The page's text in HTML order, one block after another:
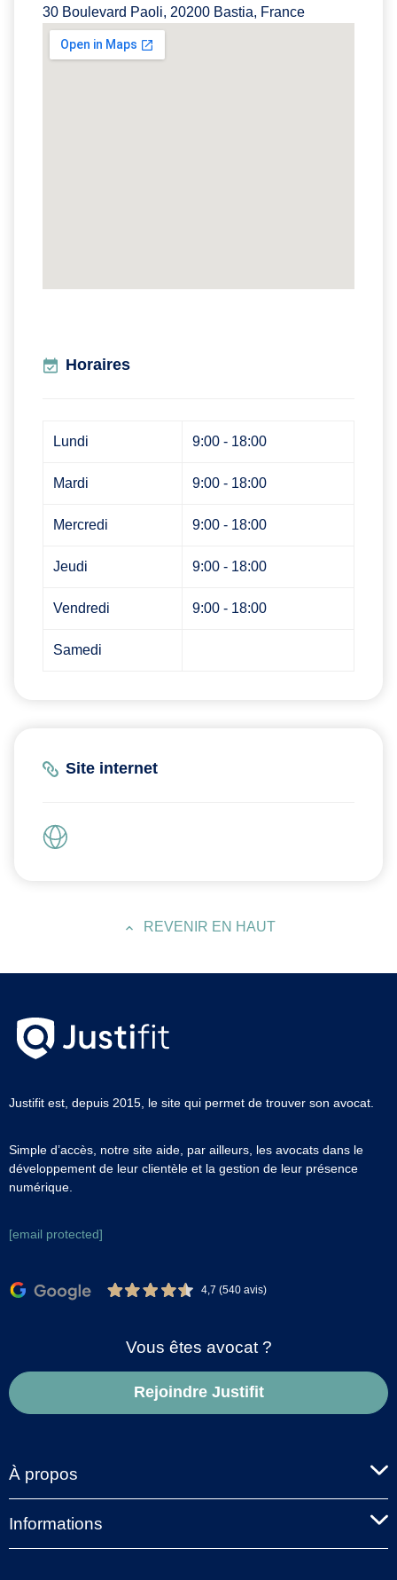
30 Boulevard Paoli, 20200 Bastia, France
Horaires
Lundi 9:00 - 18:00
Mardi 9:00 - 18:00
Mercredi 9:00 - 18:00
Jeudi 9:00 - 18:00
Vendredi 9:00 - 18:00
Samedi
Site internet
REVENIR EN HAUT
Justifit est, depuis 2015, le site qui permet de trouver son avocat.
Simple d’accès, notre site aide, par ailleurs, les avocats dans le
développement de leur clientèle et la gestion de leur présence
numérique.
[email protected]
4,7 (540 avis)
Vous êtes avocat ?
Rejoindre Justifit
À propos
Informations